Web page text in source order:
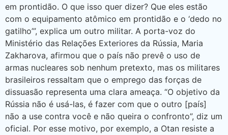
em prontidão. O que isso quer dizer? Que eles estão
com o equipamento atômico em prontidão e o ‘dedo no
gatilho’”, explica um outro militar. A porta-voz do
Ministério das Relações Exteriores da Rússia, Maria
Zakharova, afirmou que o país não prevê o uso de
armas nucleares sob nenhum pretexto, mas os militares
brasileiros ressaltam que o emprego das forças de
dissuasão representa uma clara ameaça. “O objetivo da
Rússia não é usá-las, é fazer com que o outro [país]
não a use contra você e não queira o confronto”, diz um
oficial. Por esse motivo, por exemplo, a Otan resiste a